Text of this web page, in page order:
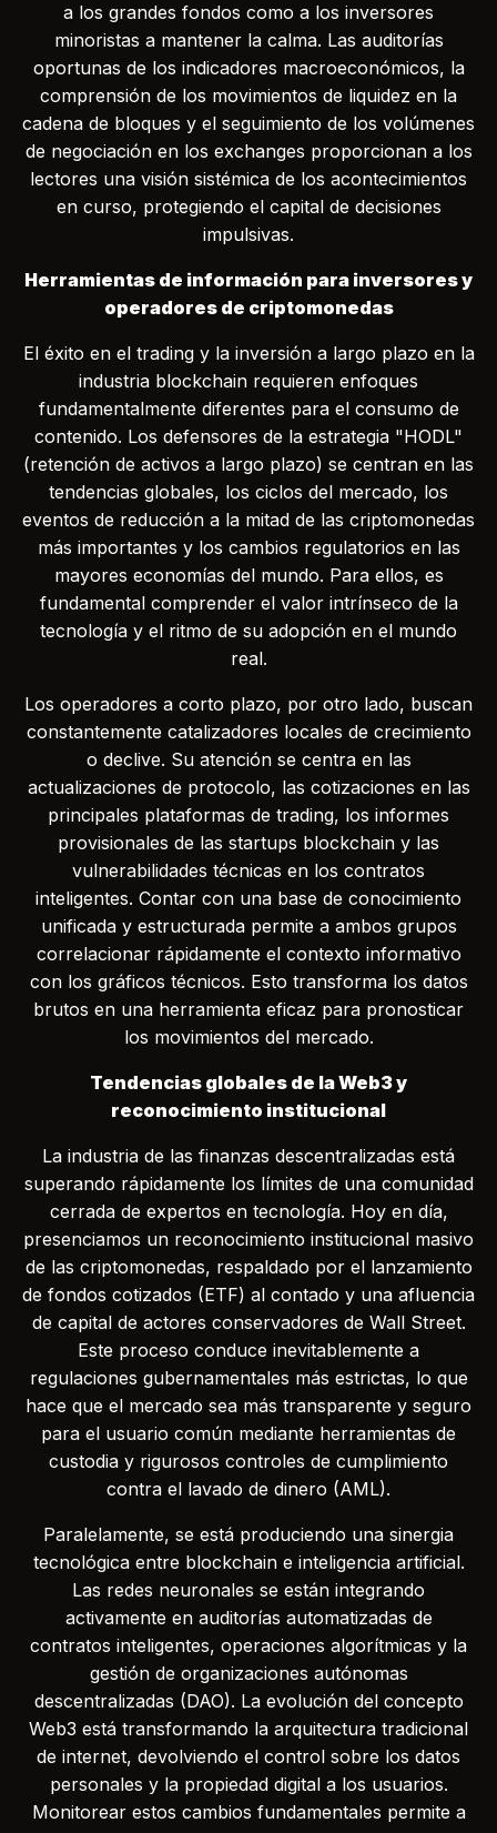
a los grandes fondos como a los inversores
minoristas a mantener la calma. Las auditorías
oportunas de los indicadores macroeconómicos, la
comprensión de los movimientos de liquidez en la
cadena de bloques y el seguimiento de los volúmenes
de negociación en los exchanges proporcionan a los
lectores una visión sistémica de los acontecimientos
en curso, protegiendo el capital de decisiones
impulsivas.
Herramientas de información para inversores y
operadores de criptomonedas
El éxito en el trading y la inversión a largo plazo en la
industria blockchain requieren enfoques
fundamentalmente diferentes para el consumo de
contenido. Los defensores de la estrategia "HODL"
(retención de activos a largo plazo) se centran en las
tendencias globales, los ciclos del mercado, los
eventos de reducción a la mitad de las criptomonedas
más importantes y los cambios regulatorios en las
mayores economías del mundo. Para ellos, es
fundamental comprender el valor intrínseco de la
tecnología y el ritmo de su adopción en el mundo
real.
Los operadores a corto plazo, por otro lado, buscan
constantemente catalizadores locales de crecimiento
o declive. Su atención se centra en las
actualizaciones de protocolo, las cotizaciones en las
principales plataformas de trading, los informes
provisionales de las startups blockchain y las
vulnerabilidades técnicas en los contratos
inteligentes. Contar con una base de conocimiento
unificada y estructurada permite a ambos grupos
correlacionar rápidamente el contexto informativo
con los gráficos técnicos. Esto transforma los datos
brutos en una herramienta eficaz para pronosticar
los movimientos del mercado.
Tendencias globales de la Web3 y
reconocimiento institucional
La industria de las finanzas descentralizadas está
superando rápidamente los límites de una comunidad
cerrada de expertos en tecnología. Hoy en día,
presenciamos un reconocimiento institucional masivo
de las criptomonedas, respaldado por el lanzamiento
de fondos cotizados (ETF) al contado y una afluencia
de capital de actores conservadores de Wall Street.
Este proceso conduce inevitablemente a
regulaciones gubernamentales más estrictas, lo que
hace que el mercado sea más transparente y seguro
para el usuario común mediante herramientas de
custodia y rigurosos controles de cumplimiento
contra el lavado de dinero (AML).
Paralelamente, se está produciendo una sinergia
tecnológica entre blockchain e inteligencia artificial.
Las redes neuronales se están integrando
activamente en auditorías automatizadas de
contratos inteligentes, operaciones algorítmicas y la
gestión de organizaciones autónomas
descentralizadas (DAO). La evolución del concepto
Web3 está transformando la arquitectura tradicional
de internet, devolviendo el control sobre los datos
personales y la propiedad digital a los usuarios.
Monitorear estos cambios fundamentales permite a